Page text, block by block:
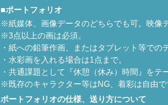
■ポートフォリオ
※紙媒体、画像データのどちらでも可。映像
※3点以上の画は必須。
・紙への鉛筆作画、またはタブレット等で
・水彩画を入れる場合は1点まで。
・共通課題として『休憩（休み）時間』を
※既存のキャラクター等はNG、着彩は自由で
ポートフォリオの仕様、送り方について